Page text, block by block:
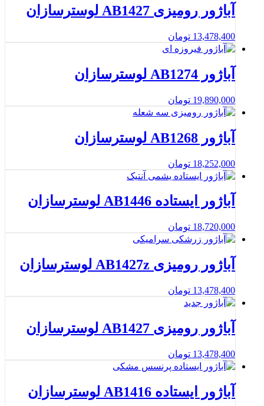
آباژور رومیزی AB1427 لوسترسازان
13,478,400 تومان
آباژور AB1274 لوسترسازان
19,890,000 تومان
آباژور AB1268 لوسترسازان
18,252,000 تومان
آباژور ایستاده AB1446 لوسترسازان
18,720,000 تومان
آباژور رومیزی AB1427z لوسترسازان
13,478,400 تومان
آباژور رومیزی AB1427 لوسترسازان
13,478,400 تومان
آباژور ایستاده AB1416 لوسترسازان